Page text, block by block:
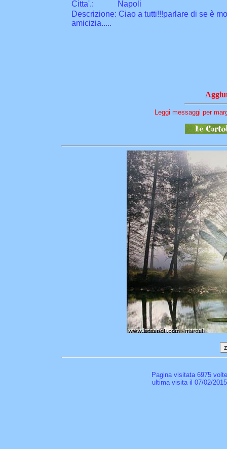
Citta'.:
Napoli
Descrizione: Ciao a tutti!!!parlare di se è
amicizia.....
Leggi messaggi per
Pagina visitata 6975
ultima visita il 07/02/